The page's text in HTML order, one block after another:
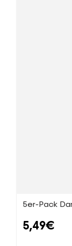
5er-Pack
5,49€